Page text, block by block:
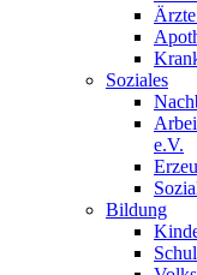
Soziales
e.V.
Bildung